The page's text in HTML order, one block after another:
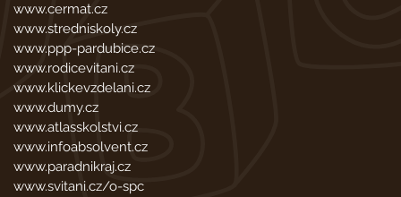
www.cermat.cz
www.stredniskoly.cz
www.ppp-pardubice.cz
www.rodicevitani.cz
www.klickevzdelani.cz
www.dumy.cz
www.atlasskolstvi.cz
www.infoabsolvent.cz
www.paradnikraj.cz
www.svitani.cz/o-spc